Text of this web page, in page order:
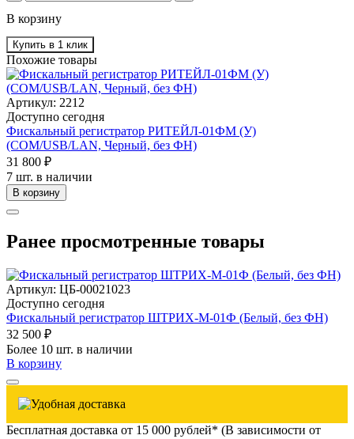
В корзину
Купить в 1 клик
Похожие товары
Артикул: 2212
Доступно сегодня
Фискальный регистратор РИТЕЙЛ-01ФМ (У)
(COM/USB/LAN, Черный, без ФН)
31 800 ₽
7 шт. в наличии
В корзину
Ранее просмотренные товары
Артикул: ЦБ-00021023
Доступно сегодня
Фискальный регистратор ШТРИХ-М-01Ф (Белый, без ФН)
32 500 ₽
Более 10 шт. в наличии
В корзину
Бесплатная доставка от 15 000 рублей* (В зависимости от